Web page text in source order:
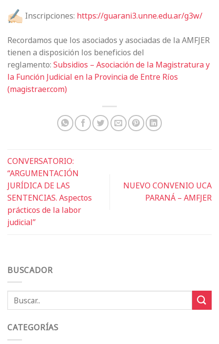
BUSCADOR
CATEGORÍAS
Inscripciones: https://guarani3.unne.edu.ar/g3w/
Recordamos que los asociados y asociadas de la AMFJER
tienen a disposición los beneficios del
reglamento:Subsidios – Asociación de la Magistratura y
la Función Judicial en la Provincia de Entre Ríos
(magistraer.com)
CONVERSATORIO:
“ARGUMENTACIÓN
JURÍDICA DE LAS
SENTENCIAS. Aspectos
prácticos de la labor
judicial”
NUEVO CONVENIO UCA
PARANÁ – AMFJER